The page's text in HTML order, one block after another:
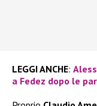
LEGGI ANCHE:
a Fedez dopo le